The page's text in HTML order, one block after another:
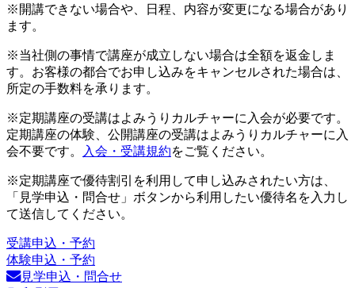
※開講できない場合や、日程、内容が変更になる場合があり
ます。
※当社側の事情で講座が成立しない場合は全額を返金しま
す。お客様の都合でお申し込みをキャンセルされた場合は、
所定の手数料を承ります。
※定期講座の受講はよみうりカルチャーに入会が必要です。
定期講座の体験、公開講座の受講はよみうりカルチャーに入
会不要です。
入会・受講規約をご覧ください。
※定期講座で優待割引を利用して申し込みされたい方は、
「見学申込・問合せ」ボタンから利用したい優待名を入力し
て送信してください。
受講申込・予約
体験申込・予約
見学申込・問合せ